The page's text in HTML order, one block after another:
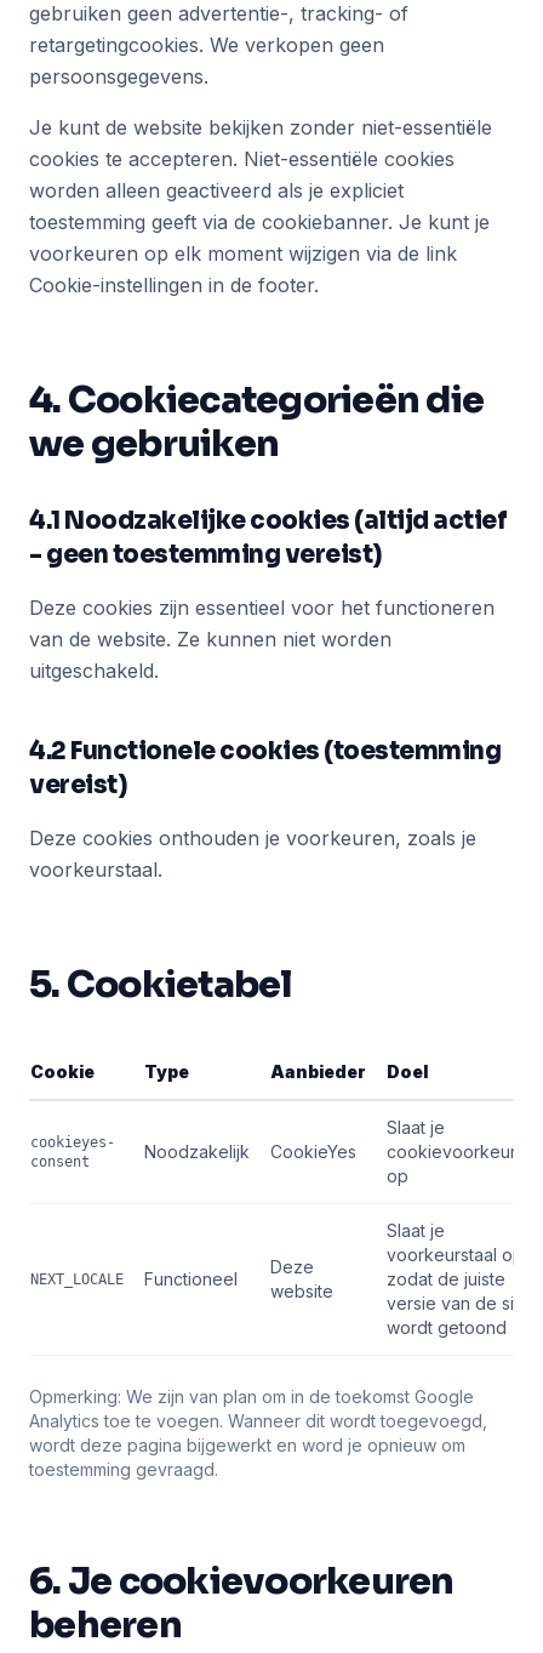
gebruiken geen advertentie-, tracking- of
retargetingcookies. We verkopen geen
persoonsgegevens.
Je kunt de website bekijken zonder niet-essentiële
cookies te accepteren. Niet-essentiële cookies
worden alleen geactiveerd als je expliciet
toestemming geeft via de cookiebanner. Je kunt je
voorkeuren op elk moment wijzigen via de link
Cookie-instellingen in de footer.
4. Cookiecategorieën die
we gebruiken
4.1 Noodzakelijke cookies (altijd actief
- geen toestemming vereist)
Deze cookies zijn essentieel voor het functioneren
van de website. Ze kunnen niet worden
uitgeschakeld.
4.2 Functionele cookies (toestemming
vereist)
Deze cookies onthouden je voorkeuren, zoals je
voorkeurstaal.
5. Cookietabel
Cookie Type Aanbieder Doel
cookieyes-
consent
Noodzakelijk CookieYes
Slaat je
cookievoorkeuren
op
NEXT_LOCALE Functioneel
Deze
website
Slaat je
voorkeurstaal op
zodat de juiste
versie van de site
wordt getoond
Opmerking: We zijn van plan om in de toekomst Google
Analytics toe te voegen. Wanneer dit wordt toegevoegd,
wordt deze pagina bijgewerkt en word je opnieuw om
toestemming gevraagd.
6. Je cookievoorkeuren
beheren